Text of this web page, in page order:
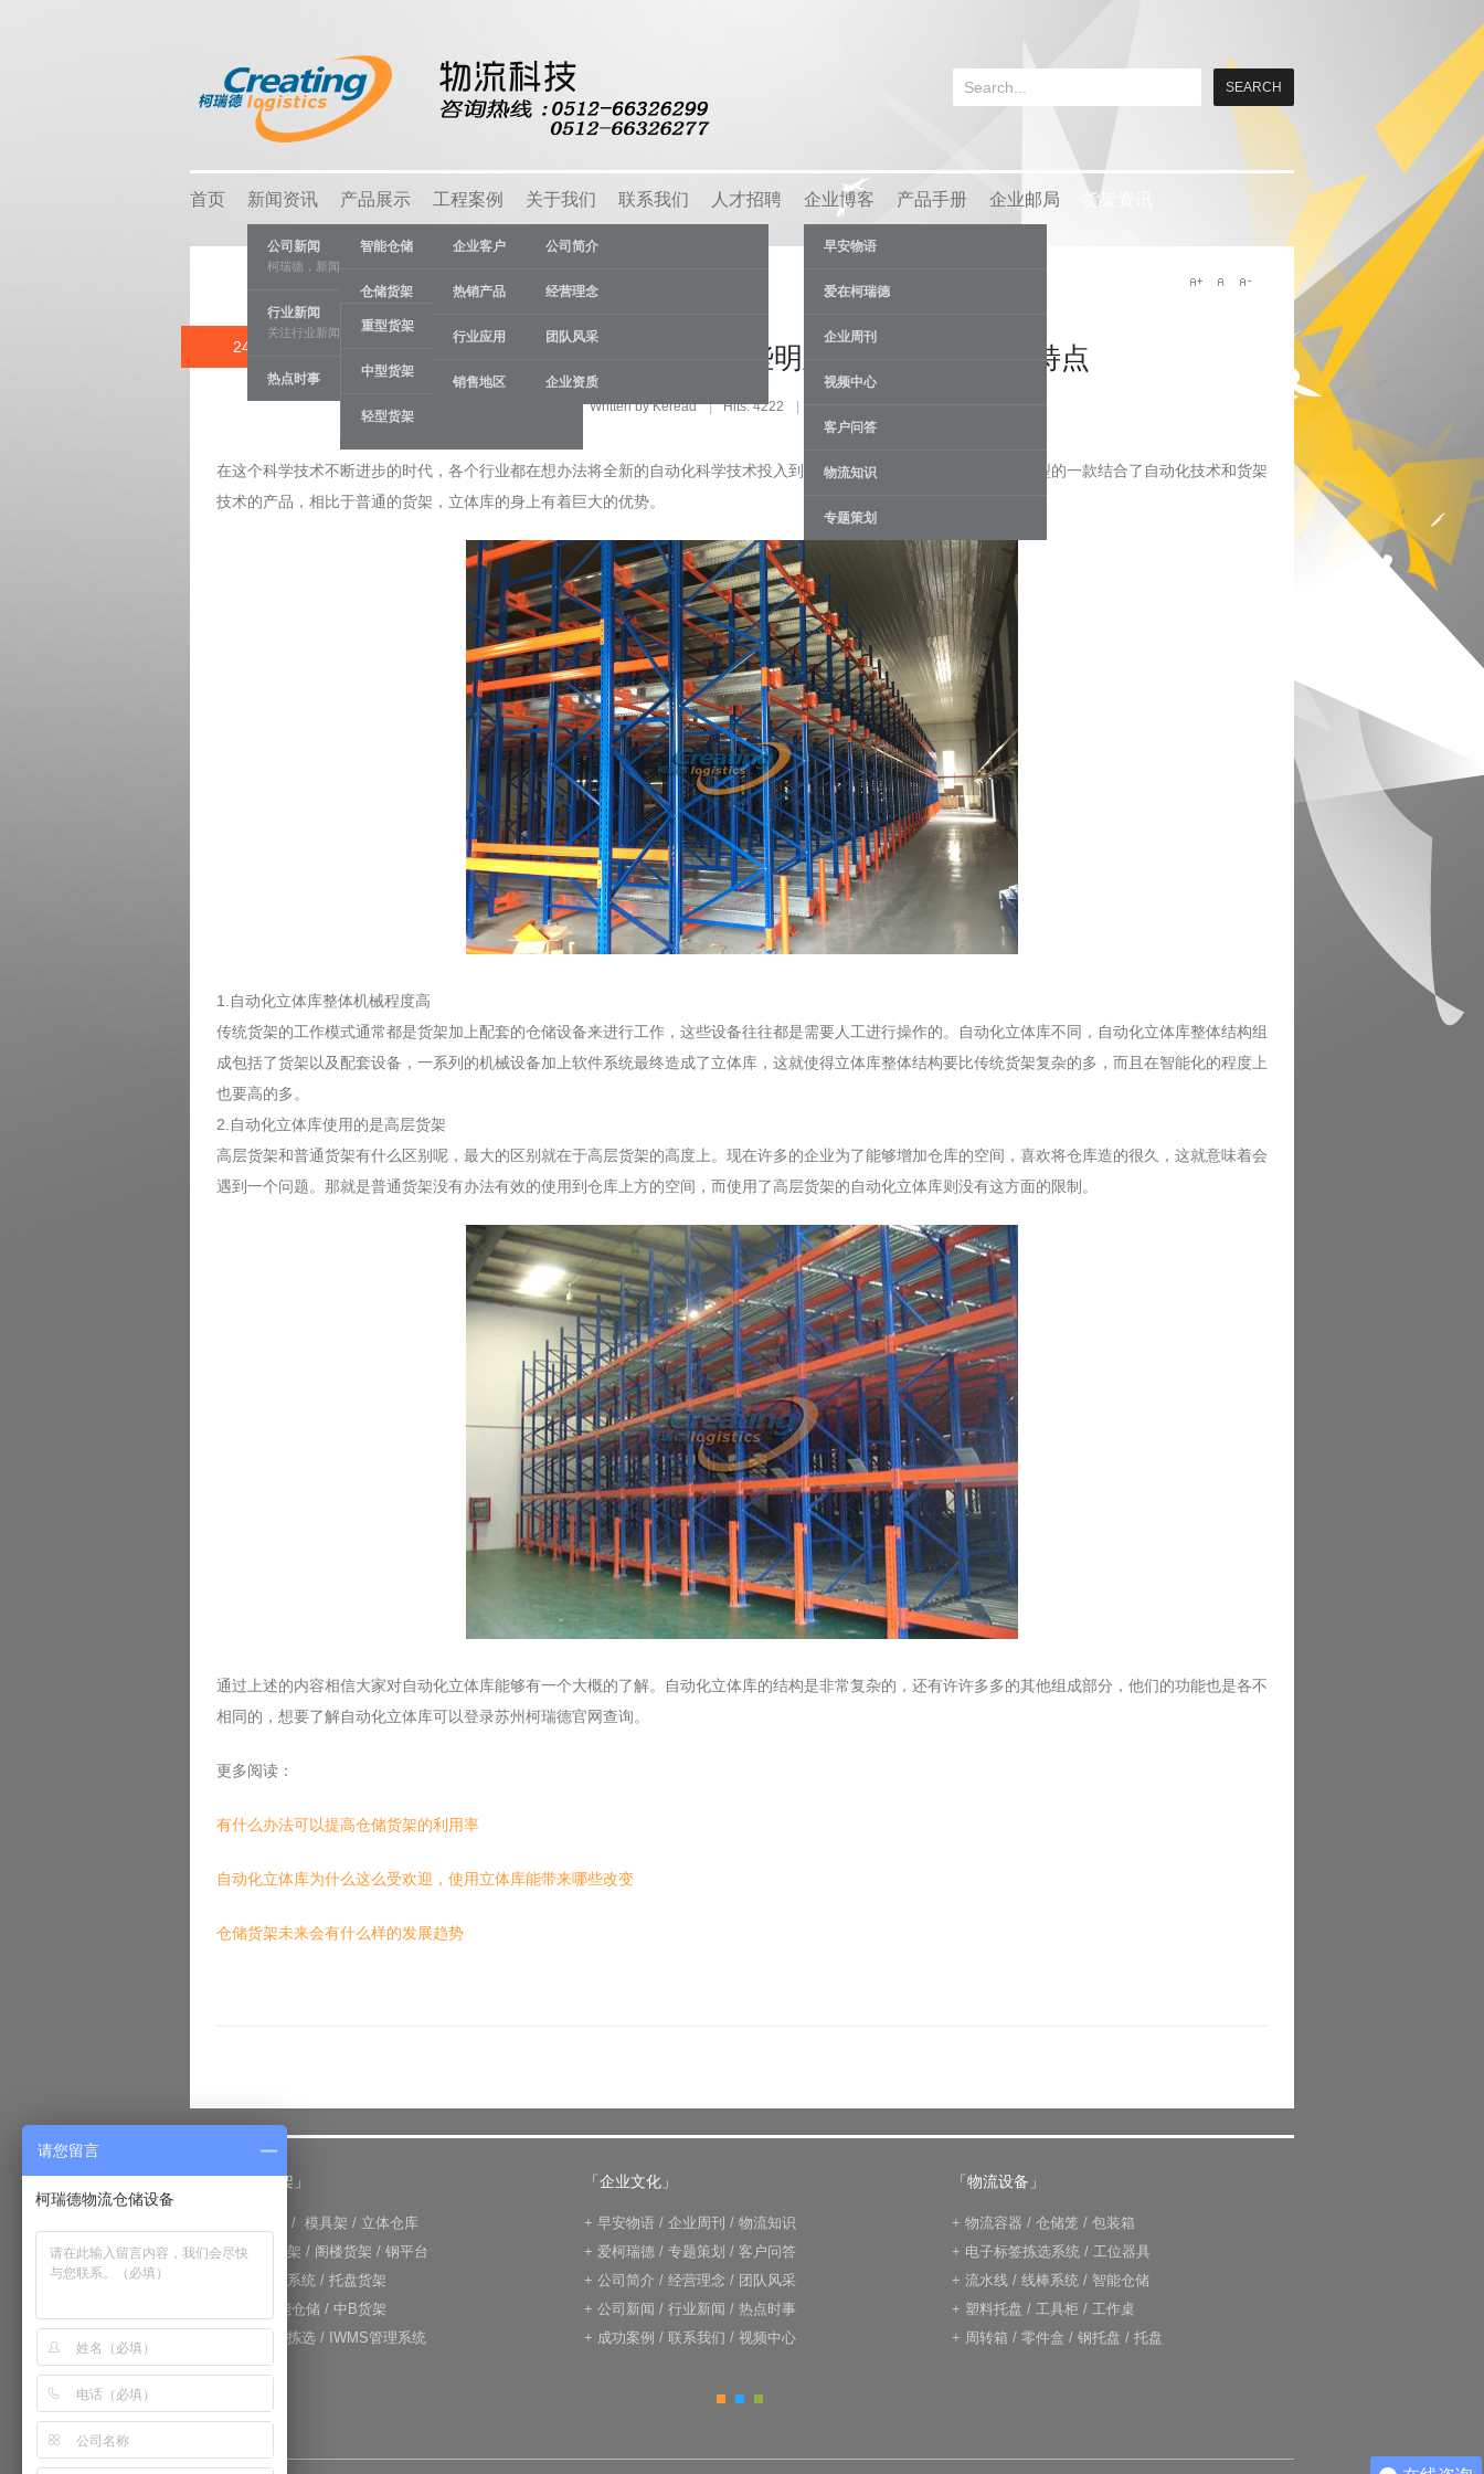
首页 新闻资讯
公司新闻
柯瑞德，新闻资讯
行业新闻
关注行业新闻，推动行业发展。
热点时事
产品展示
智能仓储
仓储货架
重型货架
中型货架
轻型货架
物流容器
车间设备
线棒系统
工程案例
企业客户
热销产品
行业应用
销售地区
关于我们
公司简介
经营理念
团队风采
企业资质
联系我们 人才招聘 企业博客
早安物语
爱在柯瑞德
企业周刊
视频中心
客户问答
物流知识
专题策划
产品手册 企业邮局 货架资讯
24 APR 自动化立体库具备哪些明显的优势，有什么特点
Written by Keread Hits: 4222
在这个科学技术不断进步的时代，各个行业都在想办法将全新的自动化科学技术投入到使用当中。
是非常典型的一款结合了自动化技术和货架
技术的产品，相比于普通的货架，立体库的身上有着巨大的优势。
1.自动化立体库整体机械程度高
传统货架的工作模式通常都是货架加上配套的仓储设备来进行工作，这些设备往往都是需要人工进行操作的。自动化立体库不同，自动化立体库整体结构组
成包括了货架以及配套设备，一系列的机械设备加上软件系统最终造成了立体库，这就使得立体库整体结构要比传统货架复杂的多，而且在智能化的程度上
也要高的多。
2.自动化立体库使用的是高层货架
高层货架和普通货架有什么区别呢，最大的区别就在于高层货架的高度上。现在许多的企业为了能够增加仓库的空间，喜欢将仓库造的很久，这就意味着会
遇到一个问题。那就是普通货架没有办法有效的使用到仓库上方的空间，而使用了高层货架的自动化立体库则没有这方面的限制。
通过上述的内容相信大家对自动化立体库能够有一个大概的了解。自动化立体库的结构是非常复杂的，还有许许多多的其他组成部分，他们的功能也是各不
相同的，想要了解自动化立体库可以登录苏州柯瑞德官网查询。
更多阅读：
有什么办法可以提高仓储货架的利用率
自动化立体库为什么这么受欢迎，使用立体库能带来哪些改变
仓储货架未来会有什么样的发展趋势
「仓储货架」
/ 模具架 / 立体仓库
+重力式货架 / 阁楼货架 / 钢平台
仓库输送系统 / 托盘货架
RFID智能仓储 / 中B货架
电子标签拣选 / IWMS管理系统
「企业文化」
+ 早安物语 / 企业周刊 / 物流知识
+ 爱柯瑞德 / 专题策划 / 客户问答
+ 公司简介 / 经营理念 / 团队风采
+ 公司新闻 / 行业新闻 / 热点时事
+ 成功案例 / 联系我们 / 视频中心
「物流设备」
+ 物流容器 / 仓储笼 / 包装箱
+ 电子标签拣选系统 / 工位器具
+ 流水线 / 线棒系统 / 智能仓储
+ 塑料托盘 / 工具柜 / 工作桌
+ 周转箱 / 零件盒 / 钢托盘 / 托盘
请您留言
柯瑞德物流仓储设备